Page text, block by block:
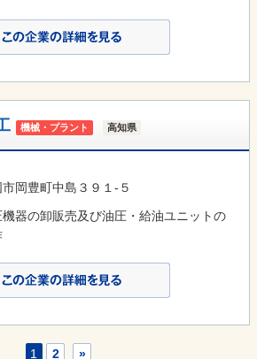
機械・プラント 高知県
岡豊町中島３９１-５
器の卸販売及び油圧・給油ユニットの
1 2 »